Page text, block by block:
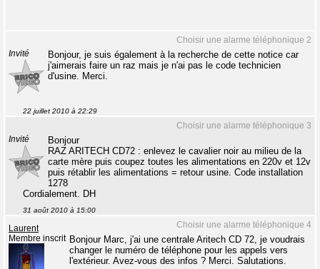
Choisir une alarme téléphonique 2
Invité
Bonjour, je suis également à la recherche de cette notice car
j'aimerais faire un raz mais je n'ai pas le code technicien
d'usine. Merci.
22 juillet 2010 à 22:29
Choisir une alarme téléphonique 3
Invité
Bonjour
RAZ ARITECH CD72 : enlevez le cavalier noir au milieu de la
carte mère puis coupez toutes les alimentations en 220v et 12v
puis rétablir les alimentations = retour usine. Code installation
1278
Cordialement. DH
31 août 2010 à 15:00
Choisir une alarme téléphonique 4
Laurent
Membre inscrit Bonjour Marc, j'ai une centrale Aritech CD 72, je voudrais
changer le numéro de téléphone pour les appels vers
l'extérieur. Avez-vous des infos ? Merci. Salutations.